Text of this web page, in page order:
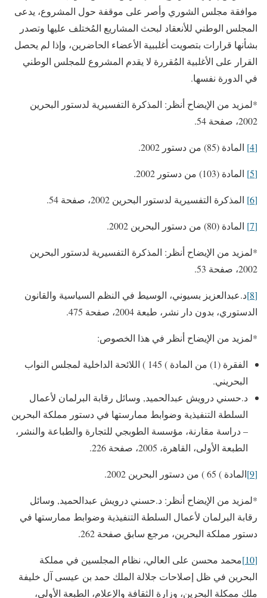
موافقة مجلس الشوري وأصر على موقفة حول المشروع، يدعى
المجلس الوطني للأنعقاد لبحث المشاريع المُختلف عليها وتصدر
بشأنها قرارات بتصويت أغلببية الأعضاء الحاضرين، وإذا لم يحصل
القرار على الأغلبية المُقررة لا يقدم المشروع للمجلس الوطني
في الدورة نفسها.
*لمزيد من الإيضاح أنظر: المذكرة التفسيرية لدستور البحرين
2002، صفحة 54.
[4] المادة (85) من دستور 2002.
[5] المادة (103) من دستور 2002.
[6] المذكرة التفسيرية لدستور البحرين 2002، صفحة 54.
[7] المادة (80) من دستور البحرين 2002.
*لمزيد من الإيضاح أنظر: المذكرة التفسيرية لدستور البحرين
2002، صفحة 53.
[8]
د.عبدالعزيز بسيوني، الوسيط في النظم السياسية والقانون
الدستوري، بدون دار نشر، طبعة 2004، صفحة 475.
*لمزيد من الإيضاح أنظر في هذا الخصوص:
الفقرة (1) من المادة ) 145 ) اللائحة الداخلية لمجلس النواب
البحريني.
د.حسني درويش عبدالحميد, وسائل رقابة البرلمان لأعمال
السلطة التنفيذية وضوابط ممارستها في دستور مملكة البحرين
– دراسة مقارنة، مؤسسة الطوبجي للتجارة والطباعة والنشر،
الطبعة الأولى، القاهرة، 2005، صفحة 226.
[9] المادة ) 65 ) من دستور البحرين 2002.
*لمزيد من الإيضاح أنظر: د.حسني درويش عبدالحميد, وسائل
رقابة البرلمان لأعمال السلطة التنفيذية وضوابط ممارستها في
دستور مملكة البحرين، مرجع سابق صفحة 262.
[10]
محمد محسن على العالي، نظام المجلسين في مملكة
البحرين في ظل إصلاحات جلالة الملك حمد بن عيسى آل خليفة
ملك ممكلة البحرين، وزارة الثقافة والإعلام، الطبعة الأولى،